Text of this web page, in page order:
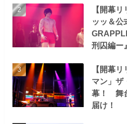
【開幕
ッッ＆公
刑囚編ー』
【開幕
マン」
幕！ 舞
届け！